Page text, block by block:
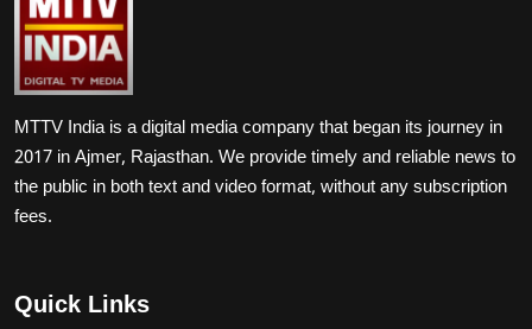
MTTV India is a digital media company that began its journey in
2017 in Ajmer, Rajasthan. We provide timely and reliable news to
the public in both text and video format, without any subscription
fees.
Quick Links